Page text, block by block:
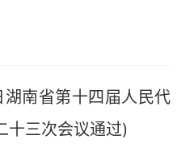
省第十四届人民代
十三次会议通过)